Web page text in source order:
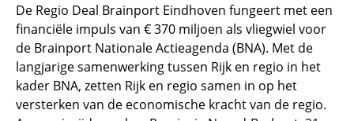
De Regio Deal Brainport Eindhoven fungeert met een
financiële impuls van € 370 miljoen als vliegwiel voor
de Brainport Nationale Actieagenda (BNA). Met de
langjarige samenwerking tussen Rijk en regio in het
kader BNA, zetten Rijk en regio samen in op het
versterken van de economische kracht van de regio.